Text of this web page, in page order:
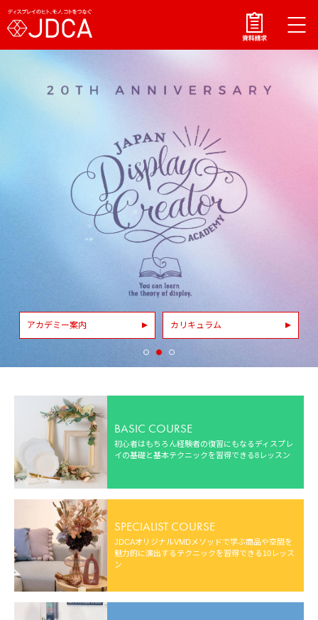
アカデミー案内 カリキュラム
BASIC COURSE
初心者はもちろん経験者の復習にもなる ディスプレ
イの基礎と基本テクニックを習得できる8レッスン
SPECIALIST COURSE
JDCAオリジナルVMDメソッドで学ぶ商品や空間を
魅力的に演出するテクニックを習得できる10レッス
ン